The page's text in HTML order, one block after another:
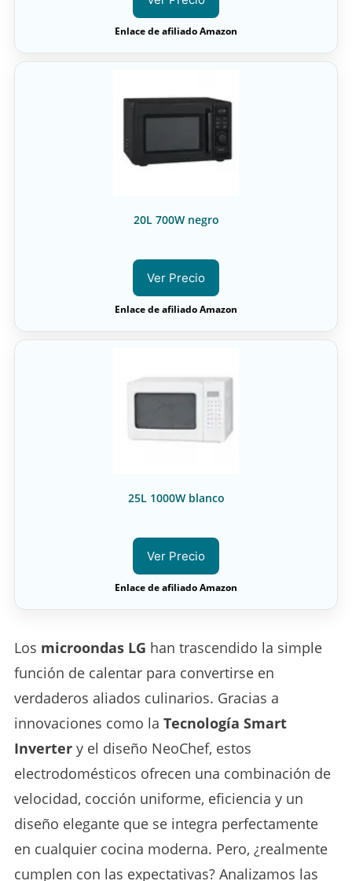
Enlace de afiliado Amazon
20L 700W negro
Ver Precio
Enlace de afiliado Amazon
25L 1000W blanco
Ver Precio
Enlace de afiliado Amazon
Los microondas LG han trascendido la simple
función de calentar para convertirse en
verdaderos aliados culinarios. Gracias a
innovaciones como la Tecnología Smart
Invertery el diseño NeoChef, estos
electrodomésticos ofrecen una combinación de
velocidad, cocción uniforme, eficiencia y un
diseño elegante que se integra perfectamente
en cualquier cocina moderna. Pero, ¿realmente
cumplen con las expectativas? Analizamos las